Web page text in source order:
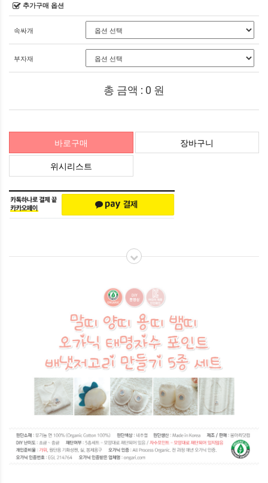
추가구매 옵션
속싸개
부자재
총 금액 : 0 원
바로구매
장바구니
위시리스트